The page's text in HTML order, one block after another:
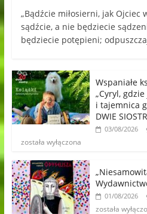
„Bądźcie miłosierni, jak Ojciec
sądźcie, a nie będziecie
będziecie potępieni;
Wspaniałe
„Cyryl, gdzie
i tajemnica
DWIE
03/08/2026
została wyłączona
01/08/2026
została